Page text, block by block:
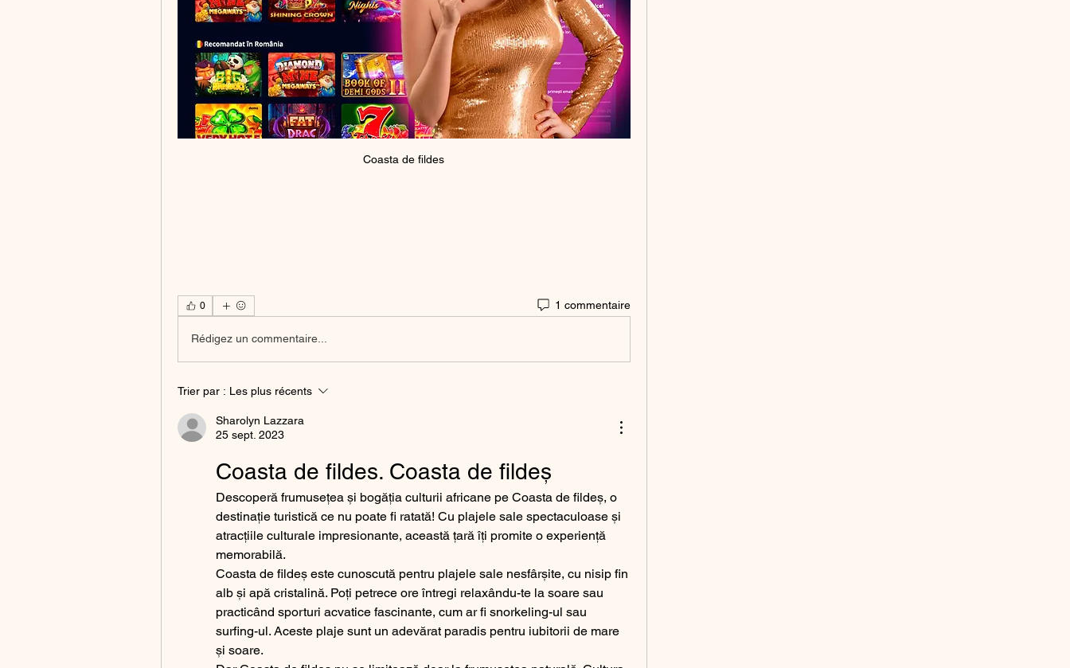
Coasta de fildes
0 1 commentaire
Rédigez un commentaire...
Trier par : Les plus récents
Sharolyn Lazzara
25 sept. 2023
Coasta de fildes. Coasta de fildeș
Descoperă frumusețea și bogăția culturii africane pe Coasta de fildeș, o
destinație turistică ce nu poate fi ratată! Cu plajele sale spectaculoase și
atracțiile culturale impresionante, această țară îți promite o experiență
memorabilă.
Coasta de fildeș este cunoscută pentru plajele sale nesfârșite, cu nisip fin
alb și apă cristalină. Poți petrece ore întregi relaxându-te la soare sau
practicând sporturi acvatice fascinante, cum ar fi snorkeling-ul sau
surfing-ul. Aceste plaje sunt un adevărat paradis pentru iubitorii de mare
și soare.